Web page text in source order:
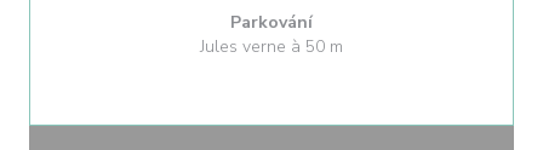
Parkování
Jules verne à 50 m